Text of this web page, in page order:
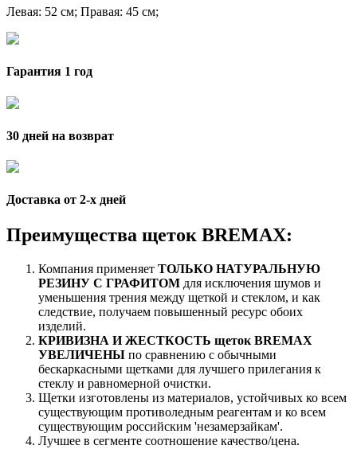
Левая: 52 см; Правая: 45 см;
Гарантия 1 год
30 дней на возврат
Доставка от 2-x дней
Преимущества щеток BREMAX:
Компания применяет ТОЛЬКО НАТУРАЛЬНУЮ
РЕЗИНУ С ГРАФИТОМ для исключения шумов и
уменьшения трения между щеткой и стеклом, и как
следствие, получаем повышенный ресурс обоих
изделий.
КРИВИЗНА И ЖЕСТКОСТЬ щеток BREMAX
УВЕЛИЧЕНЫ по сравнению с обычными
бескаркасными щетками для лучшего прилегания к
стеклу и равномерной очистки.
Щетки изготовлены из материалов, устойчивых ко всем
существующим противоледным реагентам и ко всем
существующим российским 'незамерзайкам'.
Лучшее в сегменте соотношение качество/цена.